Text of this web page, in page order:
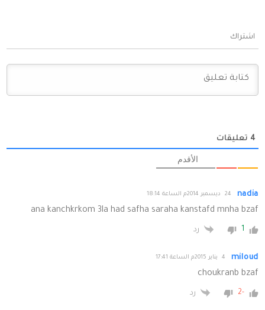
اشتراك
4 تعليقات
الأقدم
nadia 24 ديسمبر 2014م الساعة 18:14
ana kanchkrkom 3la had safha saraha kanstafd mnha bzaf
1 رد
miloud 4 يناير 2015م الساعة 17:41
choukranb bzaf
-2 رد